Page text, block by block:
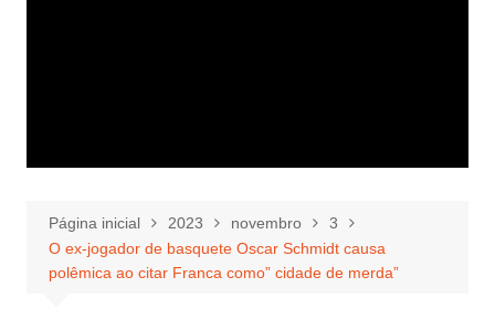
Página inicial 2023 novembro
3
O ex-jogador de basquete Oscar Schmidt causa
polêmica ao citar Franca como” cidade de merda”